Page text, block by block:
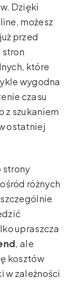
Dzięki
możesz
przed
stron
które
wygodna
czasu
z szukaniem
ostatniej
strony
różnych
upraszcza
, ale
kosztów
w zależności